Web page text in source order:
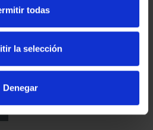
todas
la selección
Denegar